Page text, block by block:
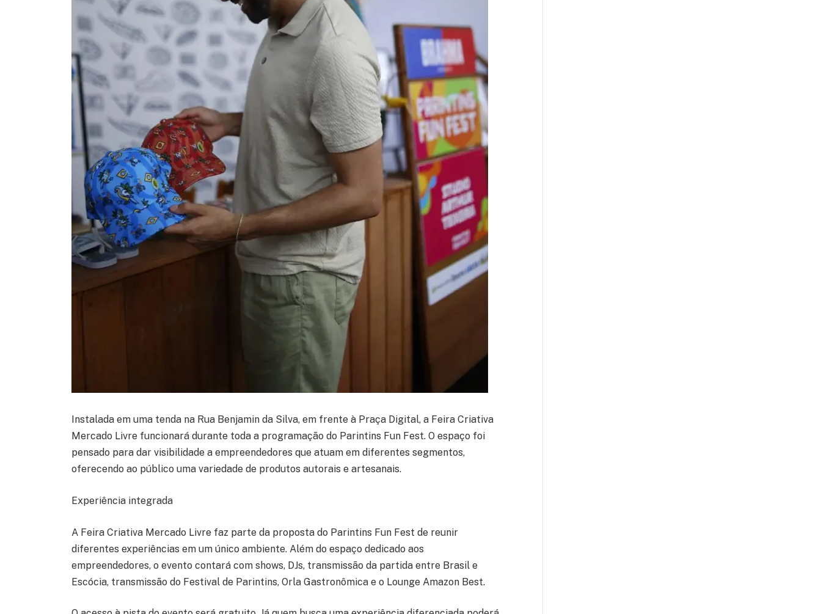
Instalada em uma tenda na Rua Benjamin da Silva, em frente à Praça Digital, a Feira Criativa
Mercado Livre funcionará durante toda a programação do Parintins Fun Fest. O espaço foi
pensado para dar visibilidade a empreendedores que atuam em diferentes segmentos,
oferecendo ao público uma variedade de produtos autorais e artesanais.
Experiência integrada
A Feira Criativa Mercado Livre faz parte da proposta do Parintins Fun Fest de reunir
diferentes experiências em um único ambiente. Além do espaço dedicado aos
empreendedores, o evento contará com shows, DJs, transmissão da partida entre Brasil e
Escócia, transmissão do Festival de Parintins, Orla Gastronômica e o Lounge Amazon Best.